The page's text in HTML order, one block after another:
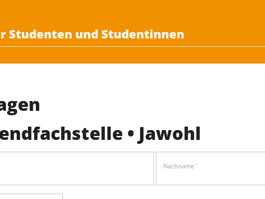
Studenten und Studentinnen
• Jawohl
Nachname*